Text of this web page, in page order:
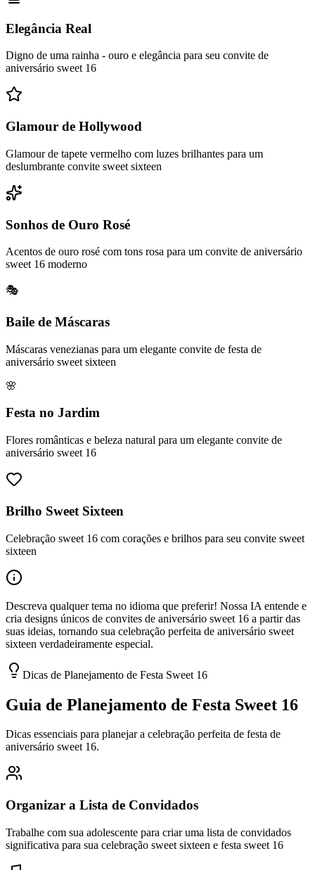
Elegância Real
Digno de uma rainha - ouro e elegância para seu convite de
aniversário sweet 16
Glamour de Hollywood
Glamour de tapete vermelho com luzes brilhantes para um
deslumbrante convite sweet sixteen
Sonhos de Ouro Rosé
Acentos de ouro rosé com tons rosa para um convite de aniversário
sweet 16 moderno
🎭
Baile de Máscaras
Máscaras venezianas para um elegante convite de festa de
aniversário sweet sixteen
🌸
Festa no Jardim
Flores românticas e beleza natural para um elegante convite de
aniversário sweet 16
Brilho Sweet Sixteen
Celebração sweet 16 com corações e brilhos para seu convite sweet
sixteen
Descreva qualquer tema no idioma que preferir! Nossa IA entende e
cria designs únicos de convites de aniversário sweet 16 a partir das
suas ideias, tornando sua celebração perfeita de aniversário sweet
sixteen verdadeiramente especial.
Dicas de Planejamento de Festa Sweet 16
Guia de Planejamento de Festa Sweet 16
Dicas essenciais para planejar a celebração perfeita de festa de
aniversário sweet 16.
Organizar a Lista de Convidados
Trabalhe com sua adolescente para criar uma lista de convidados
significativa para sua celebração sweet sixteen e festa sweet 16